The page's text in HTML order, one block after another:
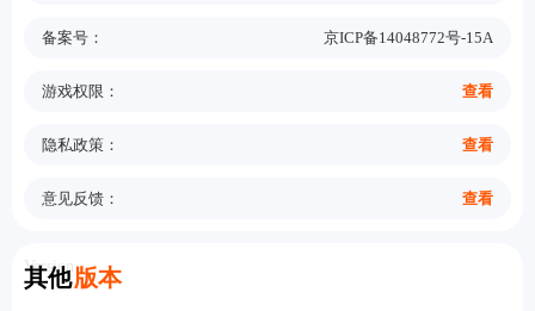
备案号： 京ICP备14048772号-15A
游戏权限： 查看
隐私政策： 查看
意见反馈： 查看
其他版本
Version